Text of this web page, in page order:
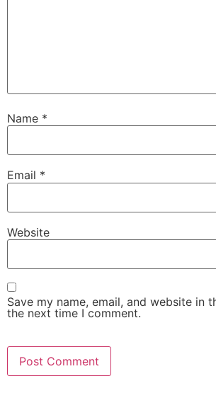
Name *
Email *
Website
Save my name, email, and website in
the next time I comment.